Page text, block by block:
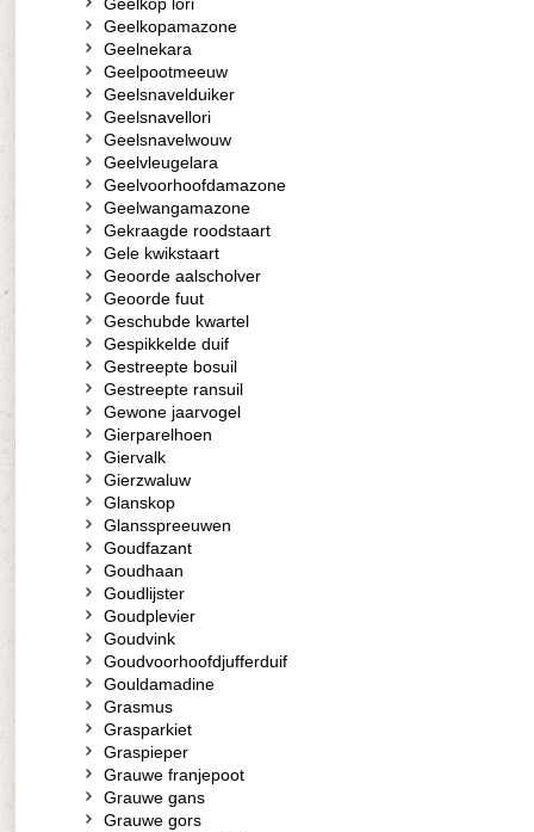
Geelkopamazone
Geelnekara
Geelpootmeeuw
Geelsnavelduiker
Geelsnavellori
Geelsnavelwouw
Geelvleugelara
Geelvoorhoofdamazone
Geelwangamazone
Gekraagde roodstaart
Gele kwikstaart
Geoorde aalscholver
Geoorde fuut
Geschubde kwartel
Gespikkelde duif
Gestreepte bosuil
Gestreepte ransuil
Gewone jaarvogel
Gierparelhoen
Giervalk
Gierzwaluw
Glanskop
Glansspreeuwen
Goudfazant
Goudhaan
Goudlijster
Goudplevier
Goudvink
Goudvoorhoofdjufferduif
Gouldamadine
Grasmus
Grasparkiet
Graspieper
Grauwe franjepoot
Grauwe gans
Grauwe gors